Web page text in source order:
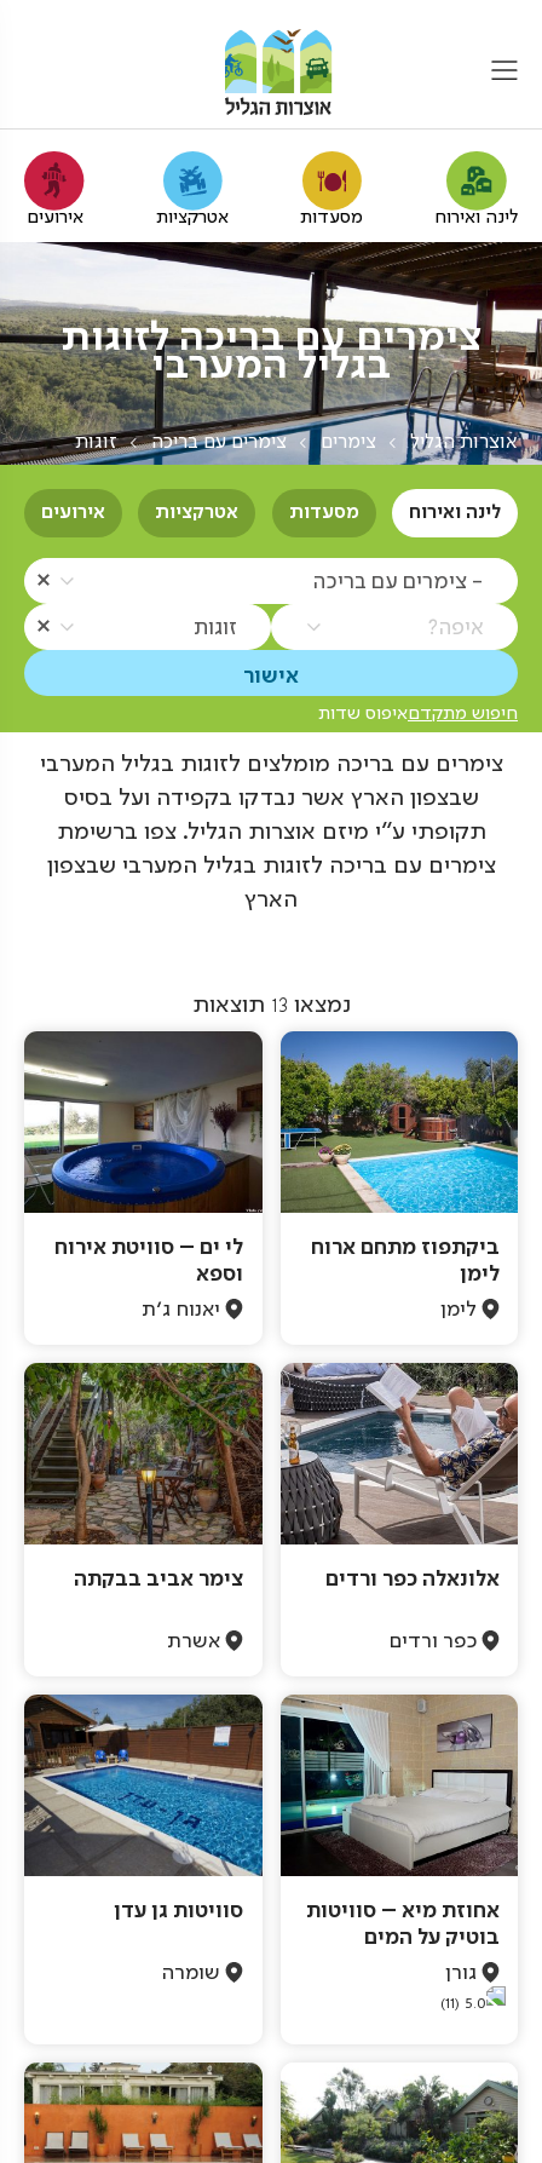
לינה ואירוח מסעדות אטרקציות אירועים
צימרים עם בריכה לזוגות
בגליל המערבי
אוצרות הגליל צימרים צימרים עם בריכה זוגות
לינה ואירוח מסעדות אטרקציות אירועים
- צימרים עם בריכה
איפה? זוגות
חיפוש מתקדםאיפוס שדות
צימרים עם בריכה מומלצים לזוגות בגליל המערבי
שבצפון הארץ אשר נבדקו בקפידה ועל בסיס
תקופתי ע"י מיזם אוצרות הגליל. צפו ברשימת
צימרים עם בריכה לזוגות בגליל המערבי שבצפון
הארץ
נמצאו 13 תוצאות
ביקתפוז מתחם ארוח
לימן
לימן
לי ים – סוויטת אירוח
וספא
יאנוח ג'ת
אלונאלה כפר ורדים
כפר ורדים
צימר אביב בבקתה
אשרת
אחוזת מיא – סוויטות
בוטיק על המים
גורן
5.0
(11)
סוויטות גן עדן
שומרה